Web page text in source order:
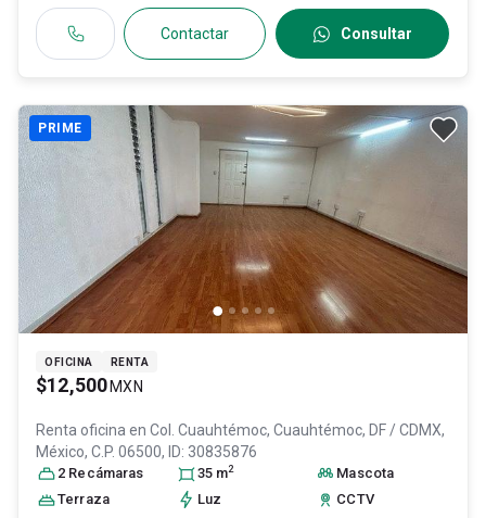
Contactar Consultar
PRIME
OFICINA RENTA
$12,500 MXN
Renta oficina en Col. Cuauhtémoc, Cuauhtémoc, DF / CDMX,
México, C.P. 06500, ID: 30835876
2 Recámaras 35 m2
Mascota
Terraza
Luz CCTV